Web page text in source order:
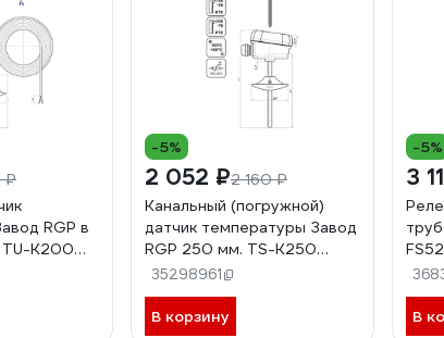
₽
RGP в
K200
-5%
2 052 ₽2 160 ₽
Канальный (погружной)
датчик температуры Завод
RGP 250 мм. TS-K250
NTC10k (3950)
35298961
В корзину
-5%
3
FS52
В